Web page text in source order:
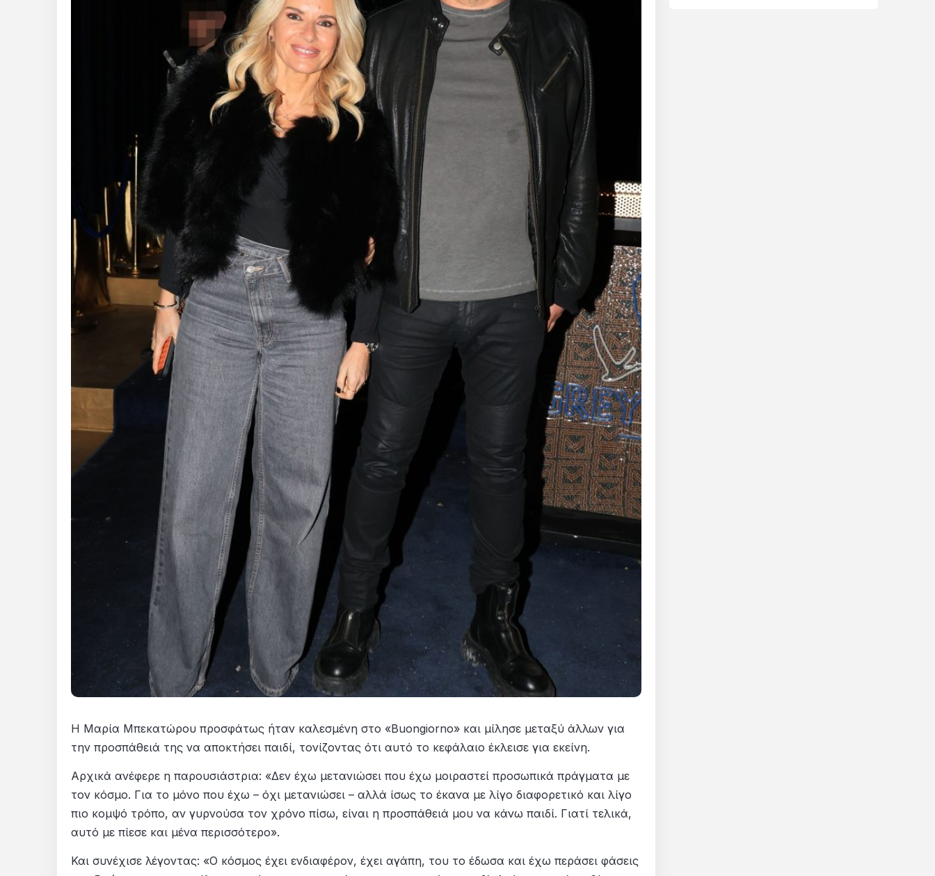
Η Μαρία Μπεκατώρου προσφάτως ήταν καλεσμένη στο «Buongiorno» και μίλησε μεταξύ άλλων για
την προσπάθειά της να αποκτήσει παιδί, τονίζοντας ότι αυτό το κεφάλαιο έκλεισε για εκείνη.
Αρχικά ανέφερε η παρουσιάστρια: «Δεν έχω μετανιώσει που έχω μοιραστεί προσωπικά πράγματα με
τον κόσμο. Για το μόνο που έχω – όχι μετανιώσει – αλλά ίσως το έκανα με λίγο διαφορετικό και λίγο
πιο κομψό τρόπο, αν γυρνούσα τον χρόνο πίσω, είναι η προσπάθειά μου να κάνω παιδί. Γιατί τελικά,
αυτό με πίεσε και μένα περισσότερο».
Και συνέχισε λέγοντας: «Ο κόσμος έχει ενδιαφέρον, έχει αγάπη, του το έδωσα και έχω περάσει φάσεις